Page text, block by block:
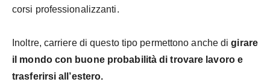
corsi professionalizzanti.
Inoltre, carriere di questo tipo permettono anche digirare
il mondo con buone probabilità di trovare lavoro e
trasferirsi all’estero.